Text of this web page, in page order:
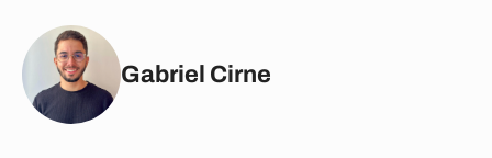
Gabriel Cirne